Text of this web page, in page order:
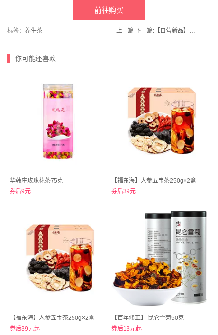
前往购买
标签： 养生茶 上一篇 下一篇: 【自营新品】喵满分米酒稠米酒米露720ml*2瓶
你可能还喜欢
华韩庄玫瑰花茶75克
券后9元
【福东海】人参五宝茶250g×2盒
券后39元
【福东海】人参五宝茶250g×2盒
券后39元起
【百年修正】 昆仑雪菊50克
券后13元起